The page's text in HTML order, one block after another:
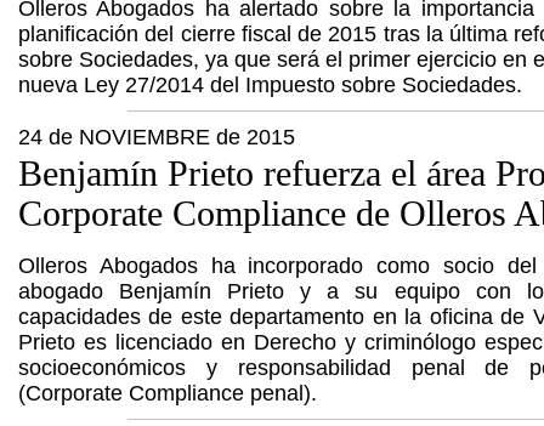
Olleros Abogados ha alertado sobre la
planificación del cierre fiscal de 2015 tras la última
sobre Sociedades, ya que será el primer ejercicio en
nueva Ley 27/2014 del Impuesto sobre Sociedades.
24 de NOVIEMBRE de 2015
Benjamín Prieto refuerza el área
Corporate Compliance de Olleros
Olleros Abogados ha incorporado como socio
abogado Benjamín Prieto y a su equipo con
capacidades de este departamento en la oficina de
Prieto es licenciado en Derecho y criminólogo
socioeconómicos y responsabilidad penal de
(Corporate Compliance penal).